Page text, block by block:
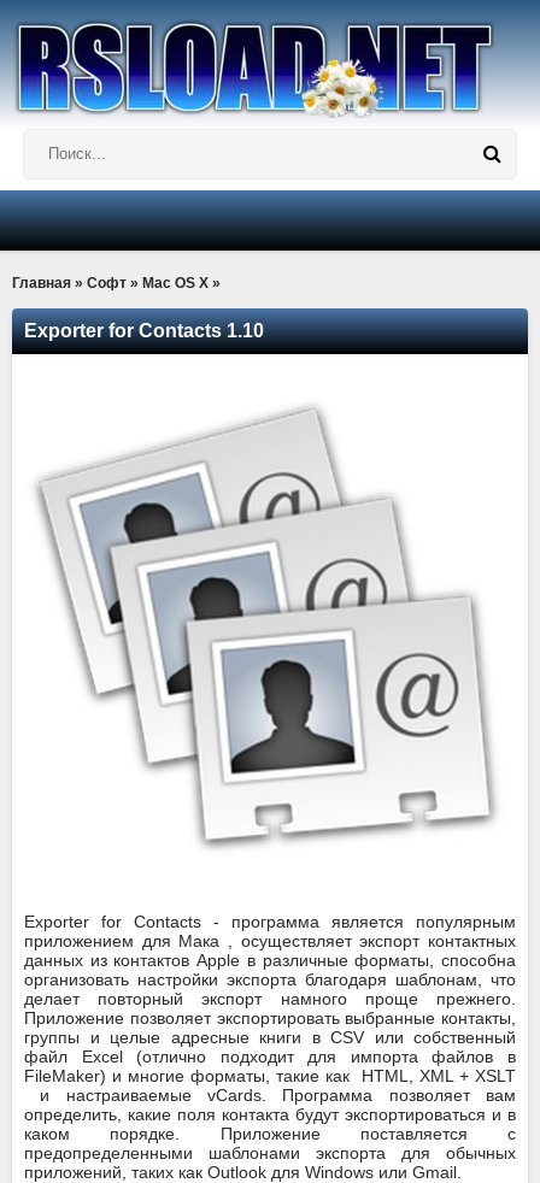
Главная » Софт » Mac OS X »
Exporter for Contacts 1.10
Exporter for Contacts - программа является популярным
приложением для Мака , осуществляет экспорт контактных
данных из контактов Apple в различные форматы, способна
организовать настройки экспорта благодаря шаблонам, что
делает повторный экспорт намного проще прежнего.
Приложение позволяет экспортировать выбранные контакты,
группы и целые адресные книги в CSV или собственный
файл Excel (отлично подходит для импорта файлов в
FileMaker) и многие форматы, такие как HTML, XML + XSLT
и настраиваемые vCards. Программа позволяет вам
определить, какие поля контакта будут экспортироваться и в
каком порядке. Приложение поставляется с
предопределенными шаблонами экспорта для обычных
приложений, таких как Outlook для Windows или Gmail.